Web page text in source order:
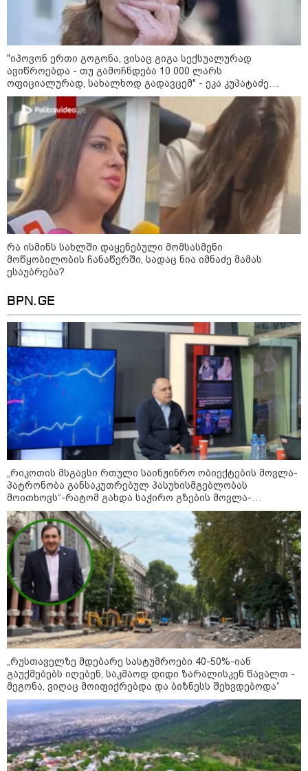
13:42 / 07-08-2026
"საქართველო მშვიდი ქვეყანაა,
სტუმართმოყვარე ხალხი ვართ
და ყველას შეუძლია ჩამოვიდეს,
არავინ შეზღუდული არაა" - კახა
კალაძე
13:27 / 07-08-2026
"სტუმართმოყვარე ხალხი ვართ
- რუსს, ყაზახს, უკრაინელს,
შვეიცარიელს, იტალიელს,
ამერიკელს, შეუძლია
ჩამოვიდეს, დახარჯოს ფული...
არავინ შეზღუდული არაა" -
კალაძე
„რიკოთის მსგავსი რთული
საინჟინრო ობიექტების მოვლა-
პატრონობა განსაკუთრებულ
პასუხისმგებლობას მოითხოვს“-
რატომ გახდა საჭირო გზების
მოვლა-პატრონობისთვის
სახელმწიფო კომპანიის შექმნა
„რუსთაველზე მდებარე
სასტუმროები 40-50%-იან
გაუქმებებს იღებენ, საკმაოდ დიდი
ზარალისკენ წავალთ - მეგონა,
ვიღაც მოიფიქრებდა და ბიზნესს
შეხვდებოდა“
„ფასები 2-3 წელში გაორმაგდება“
შემოგარენში, სადაც შესაძლოა,
მიწები გაძვირდეს
სამართალი
"იპოვონ ერთი გოგონა, ვისაც გიგა სექსუალურად
ავიწროებდა - თუ გამოჩნდება 10 000 ლარს
ოფიციალურად, სახალხოდ გადავცემ" - ეკა კუპატაძე
განცხადებას ავრცელებს
რა ისმინს სახლში დაყენებული მომსასმენი
მოწყობილობის ჩანაწერში, სადაც ნია იმნაძე მამას
ესაუბრება?
BPN.GE
„რიკოთის მსგავსი რთული საინჟინრო ობიექტების მოვლა-
პატრონობა განსაკუთრებულ პასუხისმგებლობას
მოითხოვს“-რატომ გახდა საჭირო გზების მოვლა-
პატრონობისთვის სახელმწიფო კომპანიის შექმნა
„რუსთაველზე მდებარე სასტუმროები 40-50%-იან
გაუქმებებს იღებენ, საკმაოდ დიდი ზარალისკენ წავალთ -
მეგონა, ვიღაც მოიფიქრებდა და ბიზნესს შეხვდებოდა“